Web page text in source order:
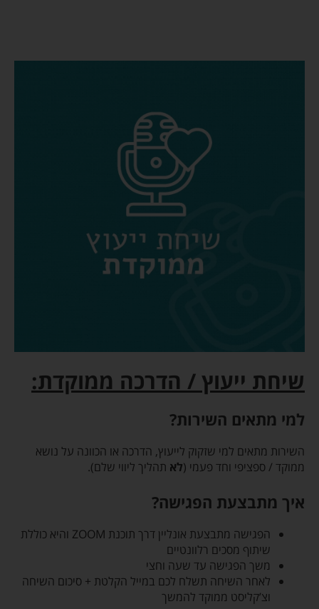
שיחת ייעוץ / הדרכה ממוקדת:
למי מתאים השירות?
השירות מתאים למי שזקוק לייעוץ, הדרכה או הכוונה על נושא
ממוקד / ספציפי וחד פעמי (לא תהליך ליווי שלם).
איך מתבצעת הפגישה?
הפגישה מתבצעת אונליין דרך תוכנת ZOOM והיא כוללת
שיתוף מסכים רלוונטיים
משך הפגישה עד שעה וחצי
לאחר השיחה תשלח לכם במייל הקלטת + סיכום השיחה
וצ’קליסט ממוקד להמשך